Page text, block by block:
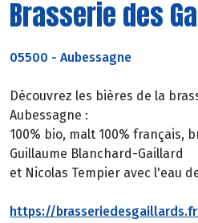
Brasserie des
05500 - Aubessagne
Découvrez les bières de la
Aubessagne :
100% bio, malt 100% français,
Guillaume Blanchard-Gaillard
et Nicolas Tempier avec l'eau
https://